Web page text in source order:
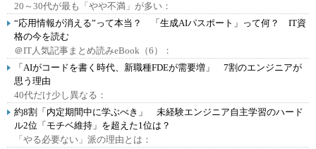
20～30代が最も「やや不満」が多い：
“応用情報が消える”って本当？ 「生成AIパスポート」って何？ IT資
格の今を読む
＠IT人気記事まとめ読みeBook（6）：
「AIがコードを書く時代、新職種FDEが需要増」 7割のエンジニアが
思う理由
40代だけ少し異なる：
約8割「内定期間中に学ぶべき」 未経験エンジニア自主学習のハード
ル2位「モチベ維持」を超えた1位は？
「やる必要ない」派の理由とは：